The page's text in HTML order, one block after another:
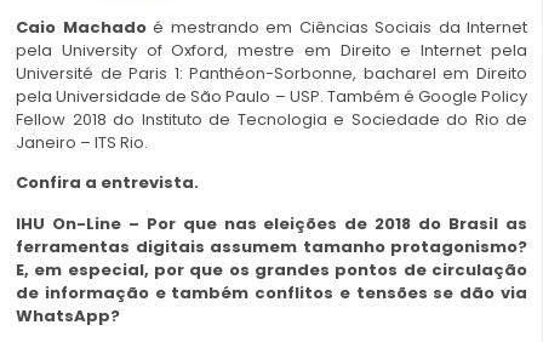
Caio Machadoé mestrando em Ciências Sociais da Internet
pela University of Oxford, mestre em Direito e Internet pela
Université de Paris 1: Panthéon-Sorbonne, bacharel em Direito
pela Universidade de São Paulo – USP. Também é Google Policy
Fellow 2018 do Instituto de Tecnologia e Sociedade do Rio de
Janeiro – ITS Rio.
Confira a entrevista.
IHU On-Line – Por que nas eleições de 2018 do Brasil as
ferramentas digitais assumem tamanho protagonismo?
E, em especial, por que os grandes pontos de circulação
de informação e também conflitos e tensões se dão via
WhatsApp?